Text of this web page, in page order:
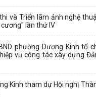
và Triển lãm ảnh nghệ
lần thứ IV
phường Dương Kinh tổ
vụ công tác xây dựng
Kinh tham dự Hội nghị